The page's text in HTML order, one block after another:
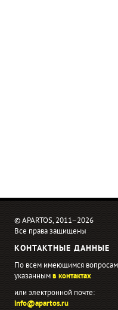
© APARTOS, 2011−2026
Все права защищены
КОНТАКТНЫЕ ДАННЫЕ
По всем имеющимся
указаннымв контактах
или электронной почте:
info@apartos.ru